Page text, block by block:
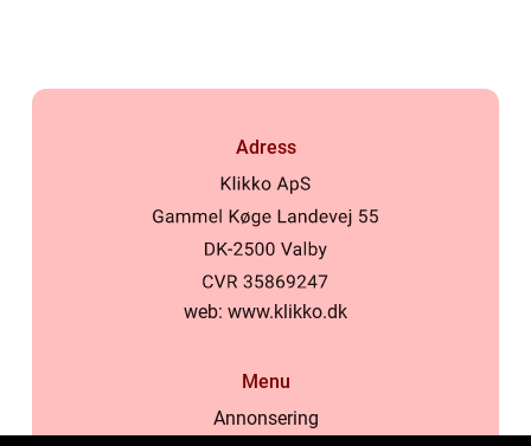
Adress
web: www.klikko.dk
Menu
Annonsering